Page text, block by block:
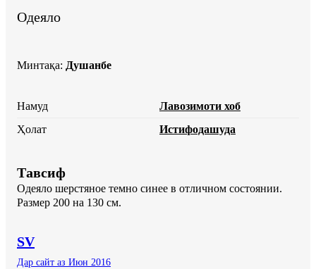
Одеяло
Минтақа: Душанбе
Намуд
Лавозимоти хоб
Ҳолат
Истифодашуда
Тавсиф
Одеяло шерстяное темно синее в отличном состоянии.
Размер 200 на 130 см.
SV
Дар сайт аз Июн 2016